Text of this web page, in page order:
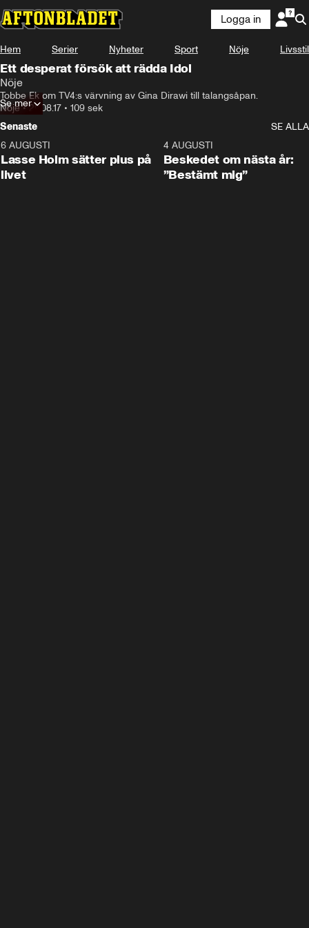
Logga in
Hem Serier Nyheter Sport Nöje Livsstil
Ett desperat försök att rädda Idol
Nöje
Tobbe Ek om TV4:s värvning av Gina Dirawi till talangsåpan.
Nöje•29.08.17 • 109 sek
Se mer
Senaste
SE ALLA
6 AUGUSTI
Lasse Holm sätter plus på
livet
4 AUGUSTI
Beskedet om nästa år:
”Bestämt mig”